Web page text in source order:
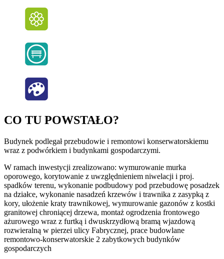
CO TU POWSTAŁO?
Budynek podlegał przebudowie i remontowi konserwatorskiemu
wraz z podwórkiem i budynkami gospodarczymi.
W ramach inwestycji zrealizowano: wymurowanie murka
oporowego, korytowanie z uwzględnieniem niwelacji i proj.
spadków terenu, wykonanie podbudowy pod przebudowę posadzek
na działce, wykonanie nasadzeń krzewów i trawnika z zasypką z
kory, ułożenie kraty trawnikowej, wymurowanie gazonów z kostki
granitowej chroniącej drzewa, montaż ogrodzenia frontowego
ażurowego wraz z furtką i dwuskrzydłową bramą wjazdową
rozwieralną w pierzei ulicy Fabrycznej, prace budowlane
remontowo-konserwatorskie 2 zabytkowych budynków
gospodarczych